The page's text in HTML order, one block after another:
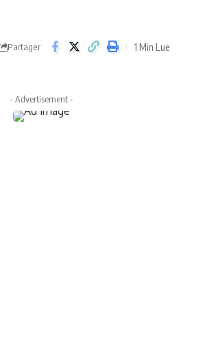
Partager 1 Min Lue
- Advertisement -